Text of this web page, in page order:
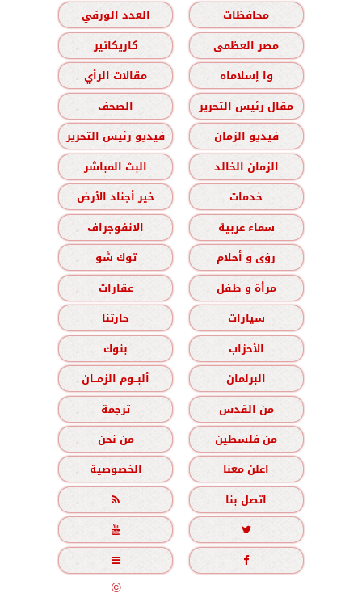
محافظات
العدد الورقي
مصر العظمى
كاريكاتير
وا إسلاماه
مقالات الرأي
مقال رئيس التحرير
الصحف
فيديو الزمان
فيديو رئيس التحرير
الزمان الخالد
البث المباشر
خدمات
خير أجناد الأرض
سماء عربية
الانفوجراف
رؤى و أحلام
توك شو
مرأة و طفل
عقارات
سيارات
حارتنا
الأحزاب
بنوك
البرلمان
ألبــوم الزمــان
من القدس
ترجمة
من فلسطين
من نحن
اعلن معنا
الخصوصية
اتصل بنا





جميع الحقوق محفوظة©